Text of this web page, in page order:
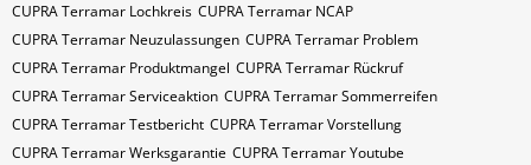
CUPRA Terramar Lochkreis CUPRA Terramar NCAP
CUPRA Terramar Neuzulassungen CUPRA Terramar Problem
CUPRA Terramar Produktmangel CUPRA Terramar Rückruf
CUPRA Terramar Serviceaktion CUPRA Terramar Sommerreifen
CUPRA Terramar Testbericht CUPRA Terramar Vorstellung
CUPRA Terramar Werksgarantie CUPRA Terramar Youtube